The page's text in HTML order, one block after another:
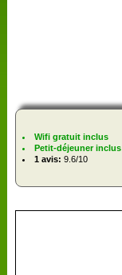
Wifi gratuit inclus
Petit-déjeuner inclus
1 avis: 9.6/10